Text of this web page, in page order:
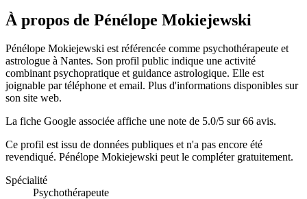
À propos de Pénélope Mokiejewski
Pénélope Mokiejewski est référencée comme psychothérapeute et
astrologue à Nantes. Son profil public indique une activité
combinant psychopratique et guidance astrologique. Elle est
joignable par téléphone et email. Plus d'informations disponibles sur
son site web.
La fiche Google associée affiche une note de 5.0/5 sur 66 avis.
Ce profil est issu de données publiques et n'a pas encore été
revendiqué. Pénélope Mokiejewski peut le compléter gratuitement.
Spécialité
Psychothérapeute